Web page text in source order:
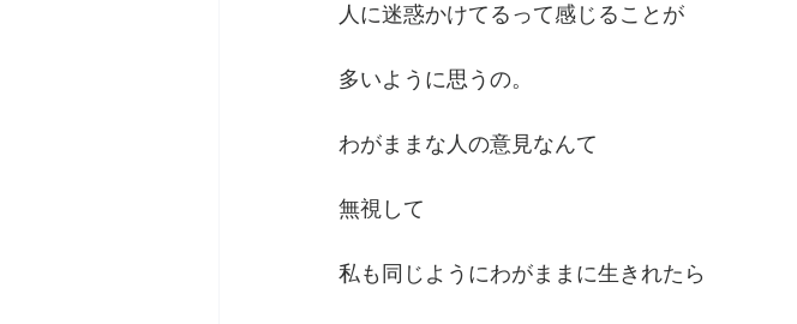
人に迷惑かけてるって感じることが
多いように思うの。
わがままな人の意見なんて
無視して
私も同じようにわがままに生きれたら